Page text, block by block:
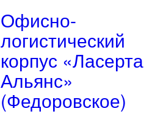
Офисно-
логистический
корпус «Ласерта
Альянс»
(Федоровское)